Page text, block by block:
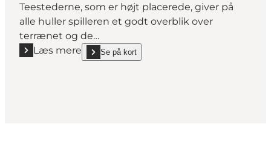
Teestederne, som er højt placerede, giver på
alle huller spilleren et godt overblik over
terrænet og de…
Læs mere
Læs mere "Midtfyns Golfklub"
Se på kort
show Midtfyns Golfklub on_map